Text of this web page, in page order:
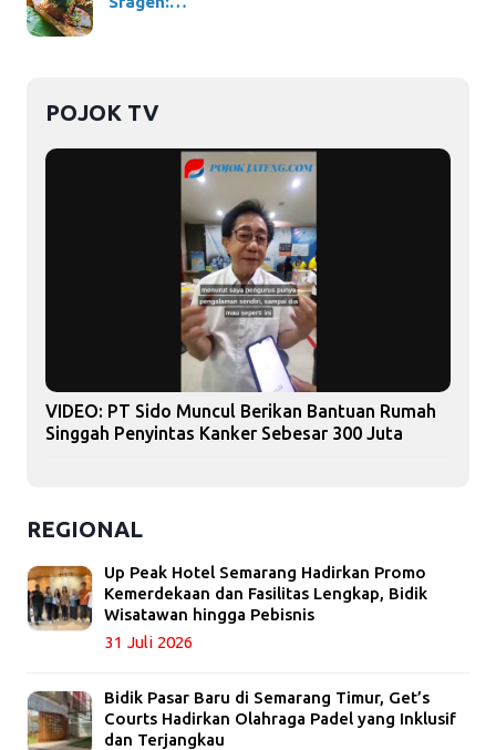
POJOK TV
VIDEO: PT Sido Muncul Berikan Bantuan Rumah
Singgah Penyintas Kanker Sebesar 300 Juta
REGIONAL
Up Peak Hotel Semarang Hadirkan Promo
Kemerdekaan dan Fasilitas Lengkap, Bidik
Wisatawan hingga Pebisnis
31 Juli 2026
Bidik Pasar Baru di Semarang Timur, Get’s
Courts Hadirkan Olahraga Padel yang Inklusif
dan Terjangkau